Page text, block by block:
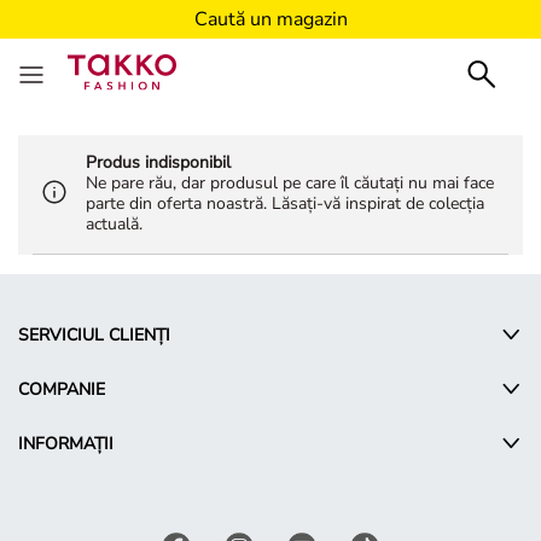
Caută un magazin
Produs indisponibil
Ne pare rău, dar produsul pe care îl căutați nu mai face
parte din oferta noastră. Lăsați-vă inspirat de colecția
actuală.
SERVICIUL CLIENȚI
COMPANIE
INFORMAȚII